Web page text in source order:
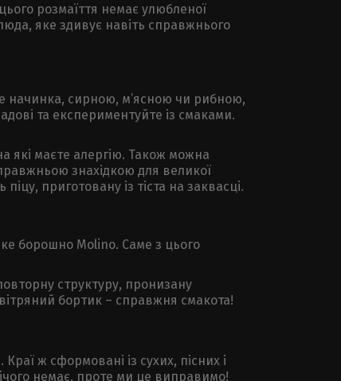
розмаїття немає улюбленої
яке здивує навіть справжнього
начинка, сирною, м’ясною чи рибною,
та експериментуйте із смаками.
які маєте алергію. Також можна
знахідкою для великої
приготовану із тіста на заквасці.
борошно Molino. Саме з цього
структуру, пронизану
бортик – справжня смакота!
ж сформовані із сухих, пісних і
немає, проте ми це виправимо!